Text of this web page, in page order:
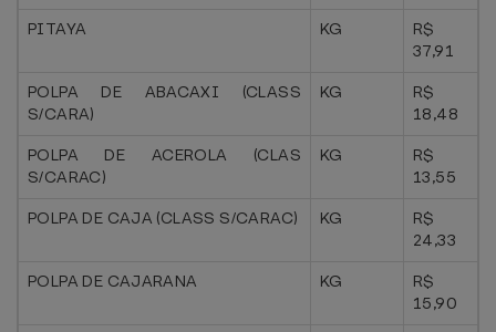
PITAYA
KG
R$
37,91
POLPA DE ABACAXI (CLASS
S/CARA)
KG
R$
18,48
POLPA DE ACEROLA (CLAS
S/CARAC)
KG
R$
13,55
POLPA DE CAJA (CLASS S/CARAC)
KG
R$
24,33
POLPA DE CAJARANA
KG
R$
15,90